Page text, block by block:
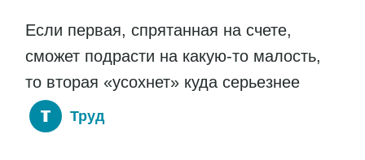
Если первая, спрятанная на счете,
сможет подрасти на какую-то малость,
то вторая «усохнет» куда серьезнее
Труд